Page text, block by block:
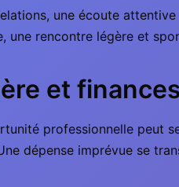
une écoute
une rencontre légère et
et
professionnelle peut
dépense imprévue se